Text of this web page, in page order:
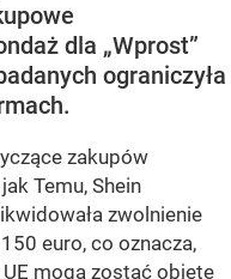
dla „Wprost”
ograniczyła
zakupów
Temu, Shein
zwolnienie
euro, co oznacza,
mogą zostać objęte